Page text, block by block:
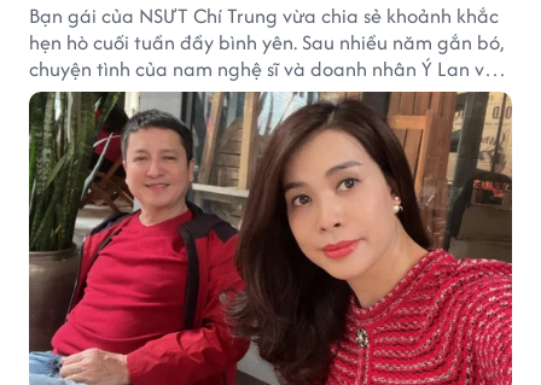
Bạn gái của NSƯT Chí Trung vừa chia sẻ khoảnh khắc
hẹn hò cuối tuần đầy bình yên. Sau nhiều năm gắn bó,
chuyện tình của nam nghệ sĩ và doanh nhân Ý Lan vẫn
nhận được sự quan tâm từ công chúng.